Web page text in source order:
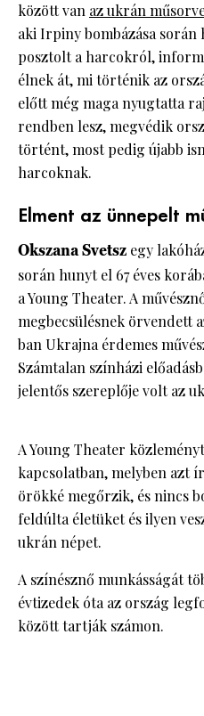
között van az ukrán
aki Irpiny bombázása során
posztolt a harcokról,
élnek át, mi történik az
előtt még maga nyugtatta
rendben lesz, megvédik
történt, most pedig újabb
harcoknak.
Elment az ünnepelt
Okszana Svetsz egy
során hunyt el 67 éves
a Young Theater. A
megbecsülésnek örvendett
ban Ukrajna érdemes
Számtalan színházi
jelentős szereplője volt az
A Young Theater
kapcsolatban, melyben azt
örökké megőrzik, és nincs
feldúlta életüket és ilyen
ukrán népet.
A színésznő munkásságát
évtizedek óta az ország
között tartják számon.